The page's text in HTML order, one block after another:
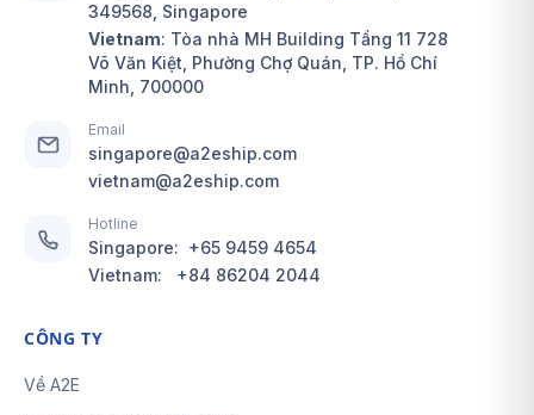
349568, Singapore
Vietnam: Tòa nhà MH Building Tầng 11 728
Võ Văn Kiệt, Phường Chợ Quán, TP. Hồ Chí
Minh, 700000
Email
singapore@a2eship.com
vietnam@a2eship.com
Hotline
Singapore: +65 9459 4654
Vietnam: +84 86204 2044
CÔNG TY
Về A2E